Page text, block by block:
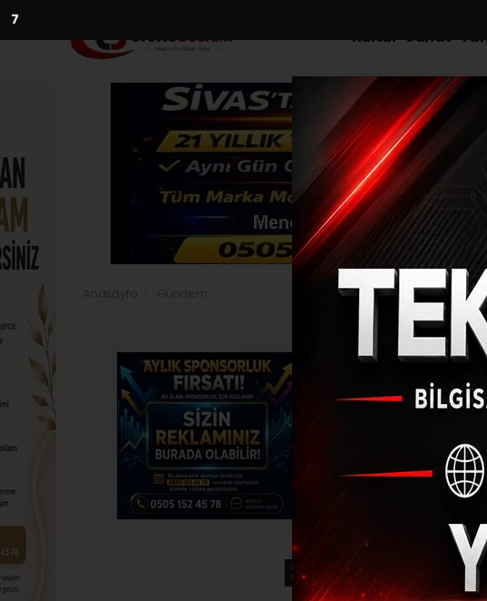
5
Kültür-Sanat-
Bitlis’te